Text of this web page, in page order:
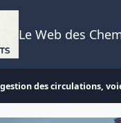
Le Web des
gestion des circulations,